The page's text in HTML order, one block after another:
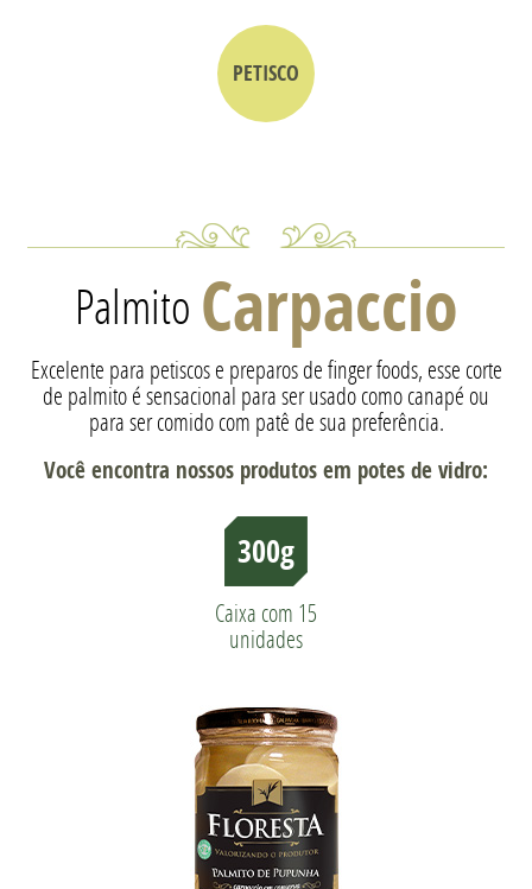
PETISCO
Palmito Carpaccio
Excelente para petiscos e preparos de finger foods, esse corte
de palmito é sensacional para ser usado como canapé ou
para ser comido com patê de sua preferência.
Você encontra nossos produtos em potes de vidro:
300g
Caixa com 15
unidades